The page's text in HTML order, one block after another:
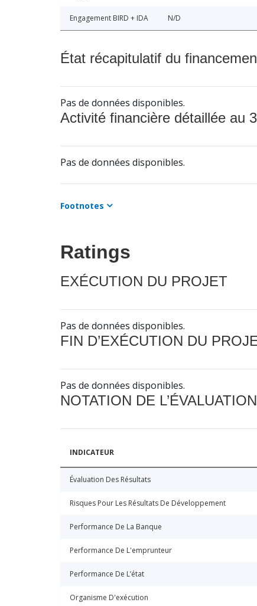
Engagement BIRD + IDA N/D
État récapitulatif du
Pas de données disponibles.
Activité financière détaillée au
Pas de données disponibles.
Footnotes
Ratings
EXÉCUTION DU PROJET
Pas de données disponibles.
FIN D’EXÉCUTION DU
Pas de données disponibles.
NOTATION DE
INDICATEUR
Évaluation Des Résultats
Risques Pour Les Résultats De Développement
Performance De La Banque
Performance De L'emprunteur
Performance De L’état
Organisme D'exécution